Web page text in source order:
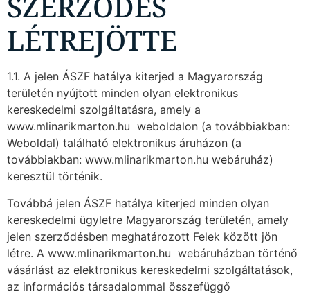
LÉTREJÖTTE
1.1. A jelen ÁSZF hatálya kiterjed a Magyarország
területén nyújtott minden olyan elektronikus
kereskedelmi szolgáltatásra, amely a
www.mlinarikmarton.hu weboldalon (a továbbiakban:
Weboldal) található elektronikus áruházon (a
továbbiakban: www.mlinarikmarton.hu webáruház)
keresztül történik.
Továbbá jelen ÁSZF hatálya kiterjed minden olyan
kereskedelmi ügyletre Magyarország területén, amely
jelen szerződésben meghatározott Felek között jön
létre. A www.mlinarikmarton.hu webáruházban történő
vásárlást az elektronikus kereskedelmi szolgáltatások,
az információs társadalommal összefüggő